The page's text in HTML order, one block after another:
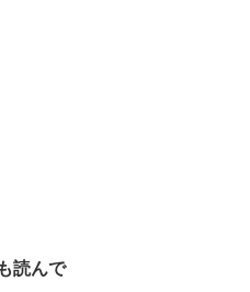
読んで